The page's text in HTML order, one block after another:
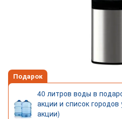
Подарок
40 литров воды в
акции и список
акции)